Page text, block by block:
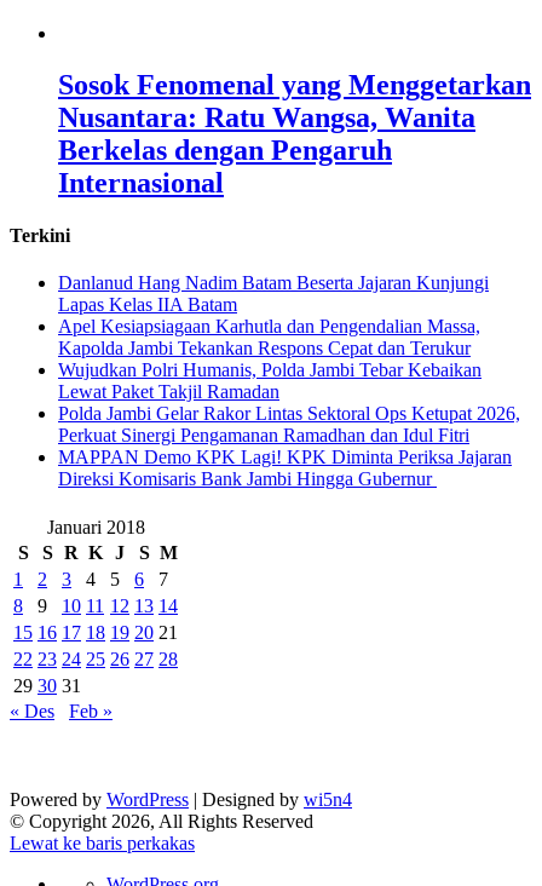
Sosok Fenomenal yang Menggetarkan
Nusantara: Ratu Wangsa, Wanita
Berkelas dengan Pengaruh
Internasional
Terkini
Danlanud Hang Nadim Batam Beserta Jajaran Kunjungi
Lapas Kelas IIA Batam
Apel Kesiapsiagaan Karhutla dan Pengendalian Massa,
Kapolda Jambi Tekankan Respons Cepat dan Terukur
Wujudkan Polri Humanis, Polda Jambi Tebar Kebaikan
Lewat Paket Takjil Ramadan
Polda Jambi Gelar Rakor Lintas Sektoral Ops Ketupat 2026,
Perkuat Sinergi Pengamanan Ramadhan dan Idul Fitri
‎MAPPAN Demo KPK Lagi! KPK Diminta Periksa Jajaran
Direksi Komisaris Bank Jambi Hingga Gubernur ‎
Januari 2018
S
S R K J S M
1
2 3 4 5 6
7
8
9 10 11 12 13 14
15 16 17 18 19 20 21
22 23 24 25 26 27 28
29 30 31
« Des
Feb »
Powered by WordPress | Designed by wi5n4
© Copyright 2026, All Rights Reserved
Lewat ke baris perkakas